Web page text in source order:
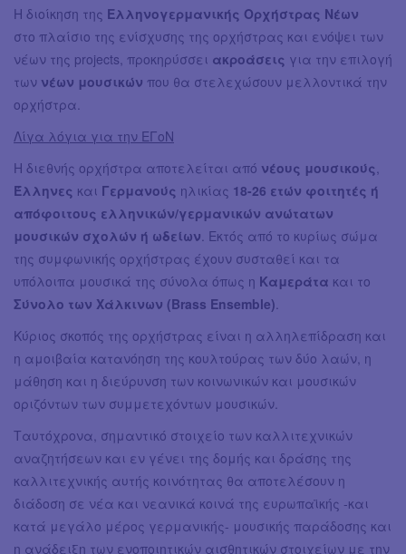
Η διοίκηση της Ελληνογερμανικής Ορχήστρας Νέων
στο πλαίσιο της ενίσχυσης της ορχήστρας και ενόψει των
νέων της projects, προκηρύσσει ακροάσεις για την επιλογή
των νέων μουσικών που θα στελεχώσουν μελλοντικά την
ορχήστρα.
Λίγα λόγια για την ΕΓοΝ
Η διεθνής ορχήστρα αποτελείται από νέους μουσικούς
Έλληνες και Γερμανούς ηλικίας 18-26 ετών φοιτητές ή
απόφοιτους ελληνικών/γερμανικών ανώτατων
μουσικών σχολών ή ωδείων . Εκτός από το κυρίως σώμα
της συμφωνικής ορχήστρας έχουν συσταθεί και τα
υπόλοιπα μουσικά της σύνολα όπως η Καμεράτα και το
Σύνολο των Χάλκινων (Brass Ensemble)
Κύριος σκοπός της ορχήστρας είναι η αλληλεπίδραση και
η αμοιβαία κατανόηση της κουλτούρας των δύο λαών, η
μάθηση και η διεύρυνση των κοινωνικών και μουσικών
οριζόντων των συμμετεχόντων μουσικών.
Ταυτόχρονα, σημαντικό στοιχείο των καλλιτεχνικών
αναζητήσεων και εν γένει της δομής και δράσης της
καλλιτεχνικής αυτής κοινότητας θα αποτελέσουν η
διάδοση σε νέα και νεανικά κοινά της ευρωπαϊκής -και
κατά μεγάλο μέρος γερμανικής- μουσικής παράδοσης και
η ανάδειξη των ενοποιητικών αισθητικών στοιχείων με την